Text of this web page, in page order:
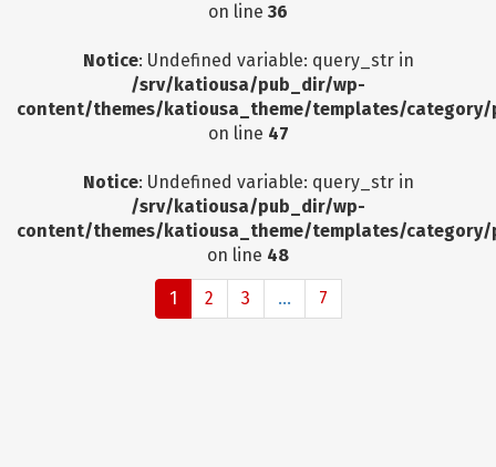
on line 36
Notice: Undefined variable: query_str in
/srv/katiousa/pub_dir/wp-
content/themes/katiousa_theme/templates/
on line 47
Notice: Undefined variable: query_str in
/srv/katiousa/pub_dir/wp-
content/themes/katiousa_theme/templates/
on line 48
1 2 3 ... 7